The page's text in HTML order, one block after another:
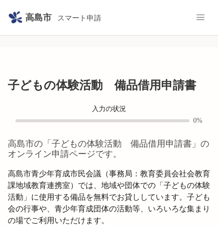
高島市 スマート申請
子どもの体験活動 備品借用申請書
入力の状況
0%
高島市の「 子どもの体験活動 備品借用申請書 」の
オンライン申請ページです。
高島市青少年育成市民会議（事務局：教育委員会社会教育
課地域教育連携室）では、地域や団体での「子どもの体験
活動」に使用する備品を無料でお貸ししています。子ども
会の行事や、青少年育成団体の活動等、いろいろな集まり
の場でご利用いただけます。